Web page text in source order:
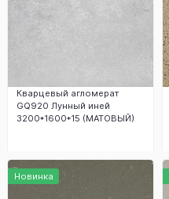
Кварцевый агломерат
GQ920 Лунный иней
3200*1600*15 (МАТОВЫЙ)
Заказать
Новинка